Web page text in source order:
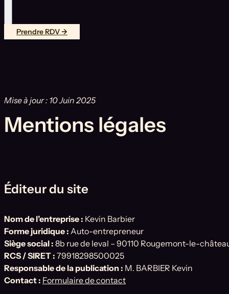
Prendre RDV →
Mise à jour : 10 Juin 2025
Mentions légales
Éditeur du site
Nom de l’entreprise : Kevin Barbier
Forme juridique : Auto-entrepreneur
Siège social : 8b rue de leval – 90110 Rougemont-le-
RCS / SIRET : 79918298500025
Responsable de la publication : M. BARBIER Kevin
Contact : Formulaire de contact